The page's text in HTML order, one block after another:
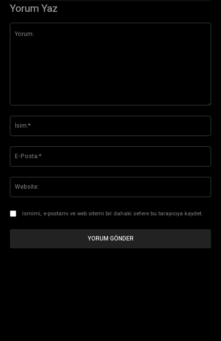
Yorum Yaz
Ismimi, e-postamı ve web sitemi bir dahaki sefere bu tarayıcıya kaydet.